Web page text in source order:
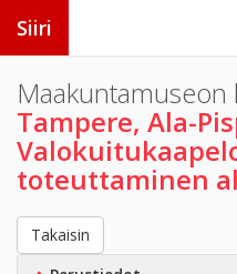
Siiri
Maakuntamuseon
Tampere, Ala-
toteuttaminen
Takaisin